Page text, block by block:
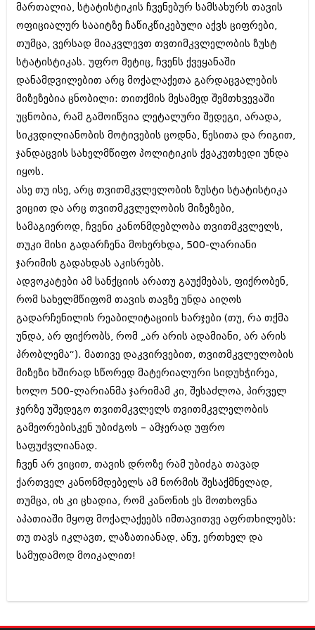
კულინარია
ავტორჩევები
ბელადები
გვარები
თემიდას სასწორი
იუმორი
კალეიდოსკოპი
ჰოროსკოპი და შეუცნობელი
კრიმინალი
რომანი და დეტექტივი
სახალისო ამბები
შოუბიზნესი
დაიჯესტი
ქალი და მამაკაცი
ისტორია
სხვადასხვა
ანონსი
არქივი
აგვისტო 2018 (162)
ივლისი 2018 (223)
ივნისი 2018 (244)
მაისი 2018 (211)
თებერვალი 2018 (208)
ბიზნესსიახლეები
გვარები
თემიდას სასწორი
იუმორი
კალეიდოსკოპი
ჰოროსკოპი და შეუცნობელი
კრიმინალი
რომანი და დეტექტივი
სახალისო ამბები
შოუბიზნესი
დაიჯესტი
ქალი და მამაკაცი
ისტორია
სხვადასხვა
ანონსი
არქივი
ნოემბერი 2020 (103)
ოქტომბერი 2020 (209)
სექტემბერი 2020 (204)
აგვისტო 2020 (249)
ივლისი 2020 (204)
ივნისი 2020 (249)
არქივის ზომის ნახვა
მართალია, სტატისტიკის ჩვენებურ სამსახურს თავის
ოფიციალურ სააიტზე ჩაწიკწიკებული აქვს ციფრები,
თუმცა, ვერსად მიაკვლევთ თვთიმკვლელობის ზუსტ
სტატისტიკას. უფრო მეტიც, ჩვენს ქვეყანაში
დანამდვილებით არც მოქალაქეთა გარდაცვალების
მიზეზებია ცნობილი: თითქმის მესამედ შემთხვევაში
უცნობია, რამ გამოიწვია ლეტალური შედეგი, არადა,
სიკვდილიანობის მოტივების ცოდნა, წესითა და რიგით,
ჯანდაცვის სახელმწიფო პოლიტიკის ქვაკუთხედი უნდა
იყოს.
ასე თუ ისე, არც თვითმკვლელობის ზუსტი სტატისტიკა
ვიცით და არც თვითმკვლელობის მიზეზები,
სამაგიეროდ, ჩვენი კანონმდებლობა თვითმკვლელს,
თუკი მისი გადარჩენა მოხერხდა, 500-ლარიანი
ჯარიმის გადახდას აკისრებს.
ადვოკატები ამ სანქციის არათუ გაუქმებას, ფიქრობენ,
რომ სახელმწიფომ თავის თავზე უნდა აიღოს
გადარჩენილის რეაბილიტაციის ხარჯები (თუ, რა თქმა
უნდა, არ ფიქრობს, რომ „არ არის ადამიანი, არ არის
პრობლემა“). მათივე დაკვირვებით, თვითმკვლელობის
მიზეზი ხშირად სწორედ მატერიალური სიდუხჭირეა,
ხოლო 500-ლარიანმა ჯარიმამ კი, შესაძლოა, პირველ
ჯერზე უშედეგო თვითმკვლელს თვითმკვლელობის
გამეორებისკენ უბიძგოს – ამჯერად უფრო
საფუძვლიანად.
ჩვენ არ ვიცით, თავის დროზე რამ უბიძგა თავად
ქართველ კანონმდებელს ამ ნორმის შესაქმნელად,
თუმცა, ის კი ცხადია, რომ კანონის ეს მოთხოვნა
აპათიაში მყოფ მოქალაქეებს იმთავითვე აფრთხილებს:
თუ თავს იკლავთ, ლაზათიანად, ანუ, ერთხელ და
სამუდამოდ მოიკალით!